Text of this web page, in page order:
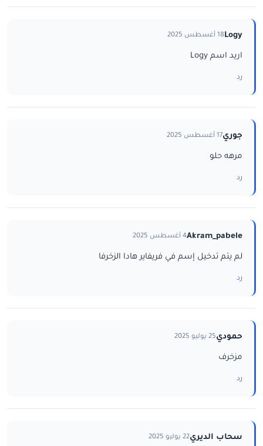
Logy18 أغسطس 2025
اريد اسم Logy
رد
جوري17 أغسطس 2025
مرهه حلو
رد
Akram_pabele4 أغسطس 2025
لم يتم تدخيل إسم في فريفاير هادا الزخرفا
رد
حمودي25 يوليو 2025
مزخرف
رد
سحاب الديري22 يوليو 2025